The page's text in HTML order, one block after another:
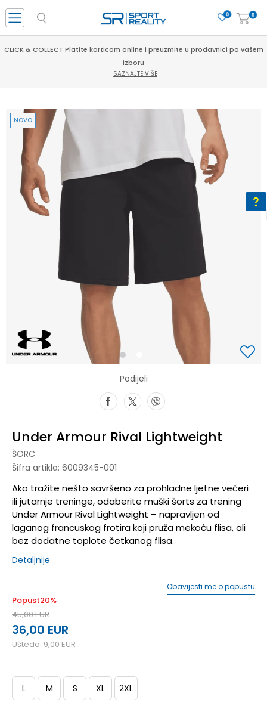
0
0
CLICK & COLLECT Platite karticom online i preuzmite u prodavnici po vašem
izboru
SAZNAJTE VIŠE
1
NOVO
Podijeli
Under Armour Rival Lightweight
ŠORC
Šifra artikla: 6009345-001
Ako tražite nešto savršeno za prohladne ljetne večeri
ili jutarnje treninge, odaberite muški šorts za trening
Under Armour Rival Lightweight – napravljen od
laganog francuskog frotira koji pruža mekoću flisa, ali
bez dodatne toplote četkanog flisa.
Detaljnije
Popust20%
45,00EUR
36,00 EUR
Ušteda: 9,00 EUR
Obavijesti me o popustu
L M S XL 2XL